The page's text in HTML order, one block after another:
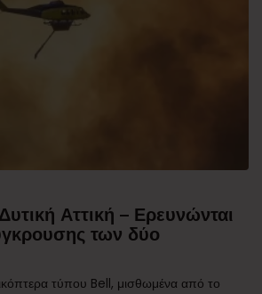
Αττική – Ερευνώνται
των δύο
τύπου Bell, μισθωμένα από το